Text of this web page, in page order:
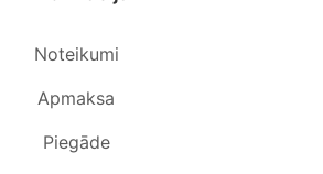
Noteikumi
Apmaksa
Piegāde